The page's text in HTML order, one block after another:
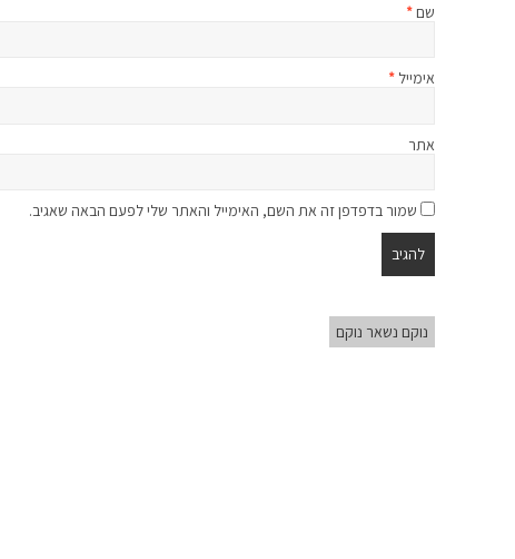
שם*
אימייל *
אתר
שמור בדפדפן זה את השם, האימייל והאתר שלי לפעם הבאה שאגיב.
נוקם נשאר נוקם